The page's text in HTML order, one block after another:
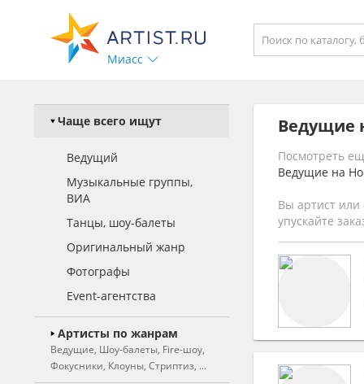
Миасс
Чаще всего ищут
Ведущий
Музыкальные группы,
ВИА
Танцы, шоу-балеты
Оригинальный жанр
Фотографы
Event-агентства
Артисты по жанрам
Ведущие, Шоу-балеты, Fire-шоу,
Фокусники, Клоуны, Стриптиз, ...
Ведущие
Посмотреть
Ведущие на
Вы артист или
упускайте